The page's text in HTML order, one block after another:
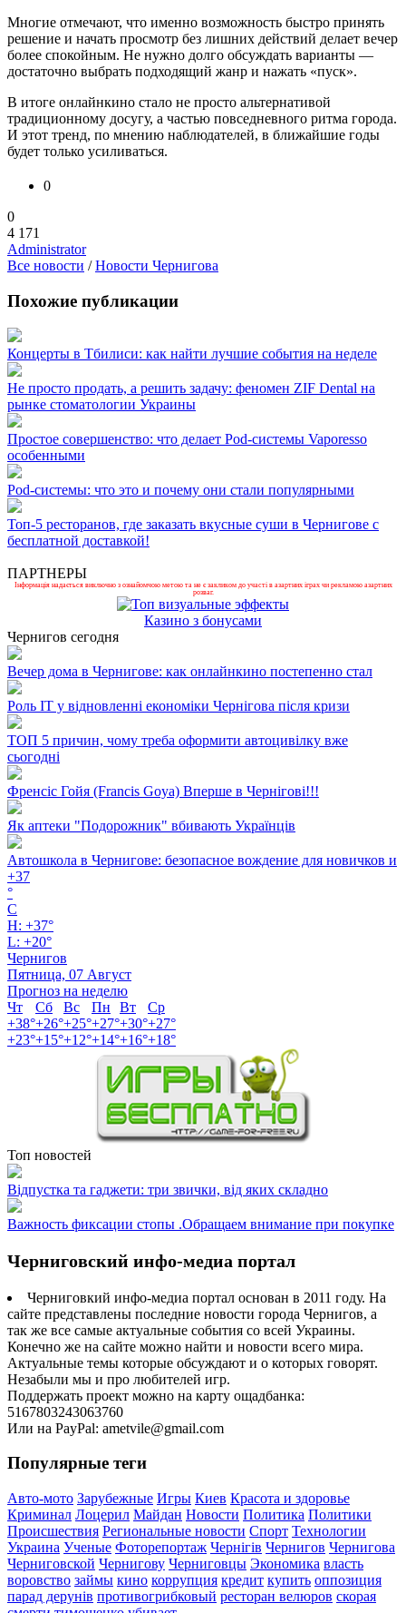
Многие отмечают, что именно возможность быстро принять
решение и начать просмотр без лишних действий делает вечер
более спокойным. Не нужно долго обсуждать варианты —
достаточно выбрать подходящий жанр и нажать «пуск».
В итоге онлайнкино стало не просто альтернативой
традиционному досугу, а частью повседневного ритма города.
И этот тренд, по мнению наблюдателей, в ближайшие годы
будет только усиливаться.
0
0
4 171
Administrator
Все новости /Новости Чернигова
Похожие публикации
Концерты в Тбилиси: как найти лучшие события на неделе
Не просто продать, а решить задачу: феномен ZIF Dental на
рынке стоматологии Украины
Простое совершенство: что делает Pod-системы Vaporesso
особенными
Pod-системы: что это и почему они стали популярными
Топ-5 ресторанов, где заказать вкусные суши в Чернигове с
бесплатной доставкой!
ПАРТНЕРЫ
Інформація надається виключно з ознайомчою метою та не є закликом до участі в азартних іграх чи рекламою азартних
розваг.
Казино з бонусами
Чернигов сегодня
Вечер дома в Чернигове: как онлайнкино постепенно стал
Роль ІТ у відновленні економіки Чернігова після кризи
ТОП 5 причин, чому треба оформити автоцивілку вже
сьогодні
Френсіс Гойя (Francis Goya) Вперше в Чернігові!!!
Як аптеки "Подорожник" вбивають Українців
Автошкола в Чернигове: безопасное вождение для новичков и
+37
°
C
H: +37°
L: +20°
Чернигов
Пятница, 07 Август
Прогноз на неделю
Чт
Сб Вс Пн Вт
Ср
+38°+26°+25°+27°+30°+27°
+23°+15°+12°+14°+16°+18°
Топ новостей
Відпустка та гаджети: три звички, від яких складно
Важность фиксации стопы .Обращаем внимание при покупке
Черниговский инфо-медиа портал
Черниговкий инфо-медиа портал основан в 2011 году. На
сайте представлены последние новости города Чернигов, а
так же все самые актуальные события со всей Украины.
Конечно же на сайте можно найти и новости всего мира.
Актуальные темы которые обсуждают и о которых говорят.
Незабыли мы и про любителей игр.
Поддержать проект можно на карту ощадбанка:
5167803243063760
Или на PayPal: ametvile@gmail.com
Популярные теги
Авто-мото Зарубежные Игры Киев Красота и здоровье
Криминал Лоцерил Майдан Новости Политика Политики
Происшествия Региональные новости Спорт Технологии
Украина Ученые Фоторепортаж Чернігів Чернигов Чернигова
Черниговской Чернигову Черниговцы Экономика власть
воровство займы кино коррупция кредит купить оппозиция
парад дерунів противогрибковый ресторан велюров скорая